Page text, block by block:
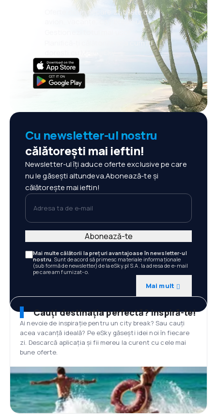
Oferte noi în fiecare zi: bilete de
avion, vacanțe, city break-uri
Planifică-ți călătoriile așa cum îți
Cu newsletter-ul nostru
călătorești mai ieftin!
Newsletter-ul îți aduce oferte exclusive pe care
nu le găsești altundeva.Abonează-te și
călătorește mai ieftin!
Adresa ta de e-mail
Mai multe călătorii la prețuri avantajoase în newsletter-ul
nostru. Sunt de acord să primesc materiale informaționale
(sub formă de newsletter) de la eSky.pl S.A. la adresa de e-mail
pe care am furnizat-o.
Mai mult
Abonează-te
Cauți destinația perfectă? Inspiră-te!
Ai nevoie de inspirație pentru un city break? Sau cauți
acea vacanță ideală? Pe eSky găsești idei noi în fiecare
zi. Descarcă aplicația și fii mereu la curent cu cele mai
bune oferte.